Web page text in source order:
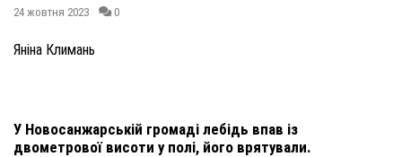
24 жовтня 2023 0
Яніна Климань
У Новосанжарській громаді лебідь впав із
двометрової висоти у полі, його врятували.